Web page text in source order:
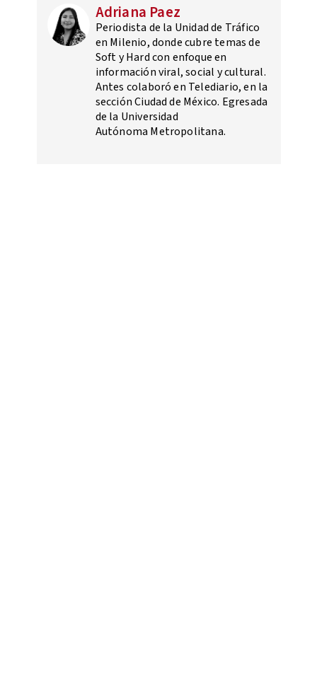
Adriana Paez
Periodista de la Unidad de Tráfico
en Milenio, donde cubre temas de
Soft y Hard con enfoque en
información viral, social y cultural.
Antes colaboró en Telediario, en la
sección Ciudad de México. Egresada
de la Universidad
Autónoma Metropolitana.